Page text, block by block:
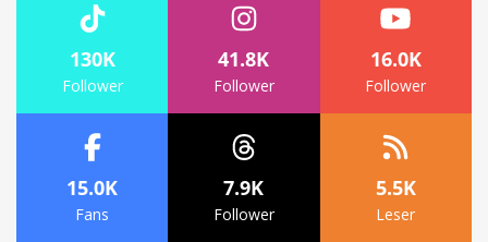
130K
Follower
41.8K
Follower
16.0K
Follower
15.0K
Fans
7.9K
Follower
5.5K
Leser